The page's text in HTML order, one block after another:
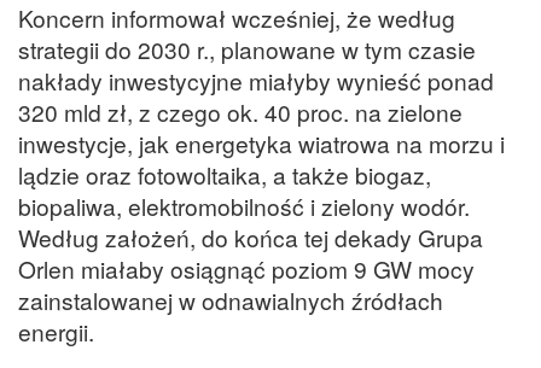
Koncern informował wcześniej, że według
strategii do 2030 r., planowane w tym czasie
nakłady inwestycyjne miałyby wynieść ponad
320 mld zł, z czego ok. 40 proc. na zielone
inwestycje, jak energetyka wiatrowa na morzu i
lądzie oraz fotowoltaika, a także biogaz,
biopaliwa, elektromobilność i zielony wodór.
Według założeń, do końca tej dekady Grupa
Orlen miałaby osiągnąć poziom 9 GW mocy
zainstalowanej w odnawialnych źródłach
energii.